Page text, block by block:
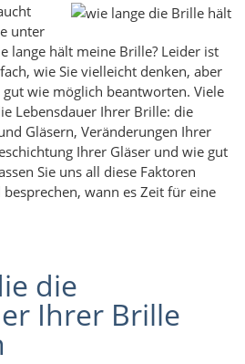
unter
lange hält meine Brille? Leider ist
wie Sie vielleicht denken, aber
wie möglich beantworten. Viele
Lebensdauer Ihrer Brille: die
Gläsern, Veränderungen Ihrer
Ihrer Gläser und wie gut
Sie uns all diese Faktoren
wann es Zeit für eine
die
Ihrer Brille